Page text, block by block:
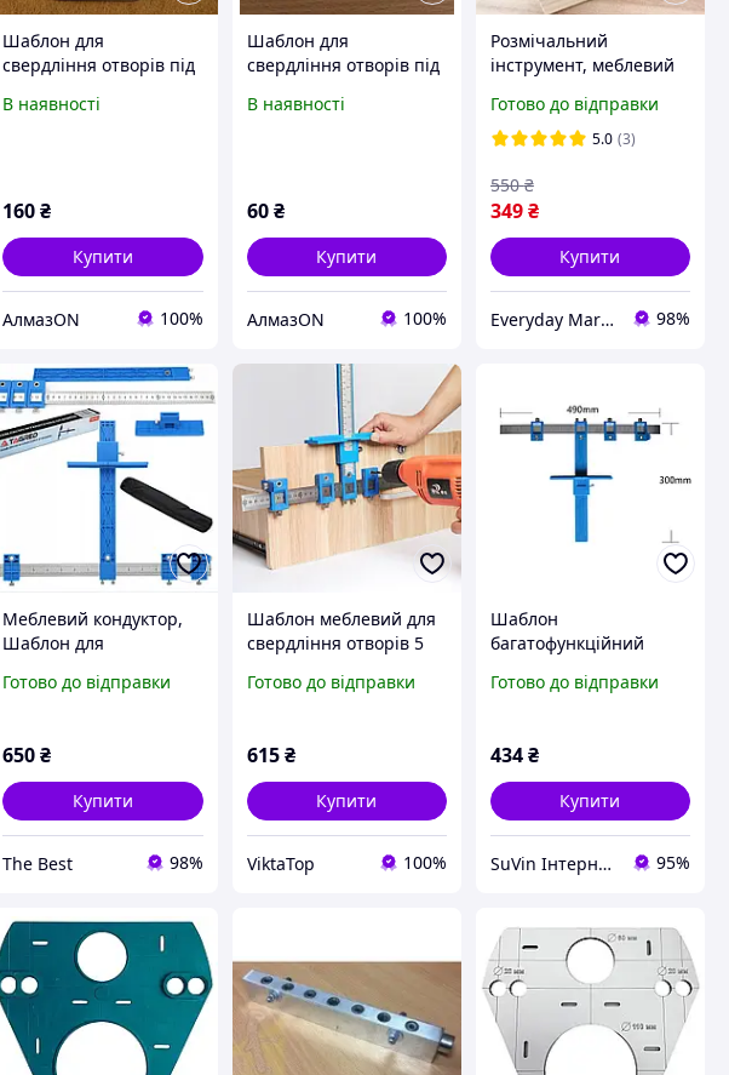
Шаблон для
свердління отворів під
В наявності
160₴
Купити
АлмазON 100%
Шаблон для
свердління отворів під
В наявності
60 ₴
Купити
АлмазON 100%
Розмічальний
інструмент, меблевий
ліній і точок під
свердління отворів
Готово до відправки
5.0 (3)
349₴
550 ₴
Купити
Everyday Market 98%
Меблевий кондуктор,
Шаблон для
фурнітуру TAGRED
Готово до відправки
650₴
Купити
The Best 98%
Шаблон меблевий для
свердління отворів 5
Готово до відправки
615 ₴
Купити
ViktaTop 100%
Шаблон
багатофункційний
для свердління отворів
Готово до відправки
434₴
Купити
SuVin Інтернет-магазин 95%